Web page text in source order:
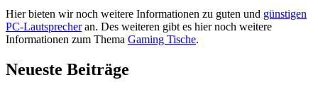
Hier bieten wir noch weitere Informationen zu guten und günstigen
PC-Lautsprecheran. Des weiteren gibt es hier noch weitere
Informationen zum Thema Gaming Tische.
Neueste Beiträge